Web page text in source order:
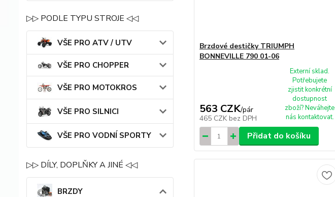
▷▷ PODLE TYPU STROJE ◁◁
VŠE PRO ATV / UTV
VŠE PRO CHOPPER
VŠE PRO MOTOKROS
VŠE PRO SILNICI
VŠE PRO VODNÍ SPORTY
▷▷ DÍLY, DOPLŇKY A JINÉ ◁◁
BRZDY
Brzdové destičky TRIUMPH
BONNEVILLE 790 01-06
563 CZK/pár
465 CZK bez DPH
Externí sklad.
Potřebujete
zjistit konkrétní
dostupnost
zboží? Neváhejte
nás kontaktovat.
Přidat do košíku